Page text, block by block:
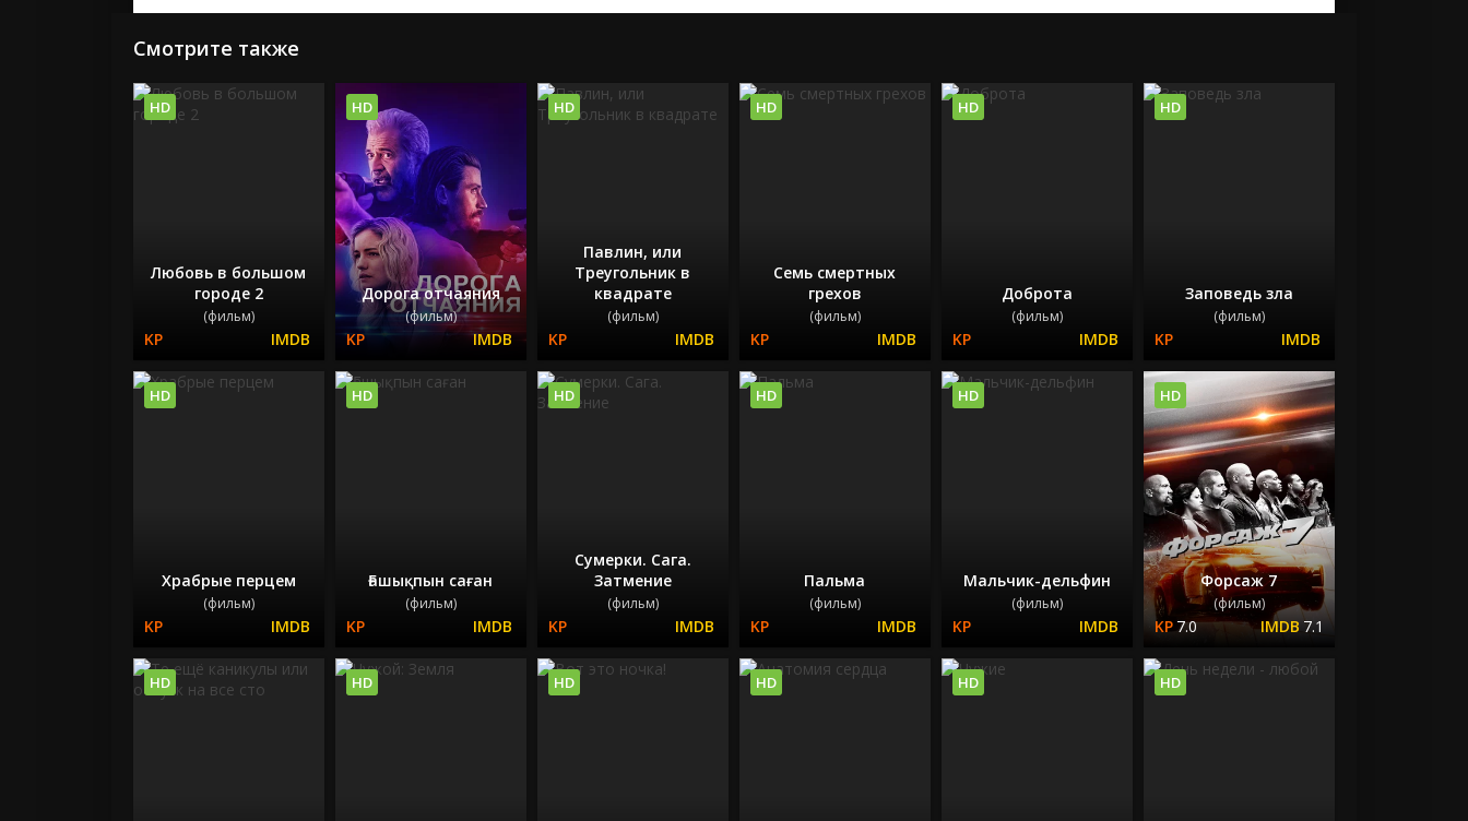
Смотрите также
Любовь в большом
городе 2
(фильм)
HD
Дорога отчаяния
(фильм)
HD
Павлин, или
Треугольник в
квадрате
(фильм)
HD
Семь смертных
грехов
(фильм)
HD
Доброта
(фильм)
HD
Заповедь зла
(фильм)
HD
Храбрые перцем
(фильм)
HD
Ғашықпын саған
(фильм)
HD
Сумерки. Сага.
Затмение
(фильм)
HD
Пальма
(фильм)
HD
Мальчик-дельфин
(фильм)
HD
Форсаж 7
(фильм)
7.0 7.1
HD
HD HD HD HD HD HD